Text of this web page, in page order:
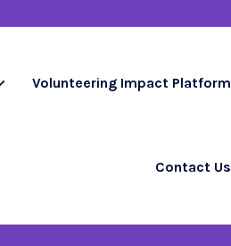
Volunteering Impact Platform
Contact Us